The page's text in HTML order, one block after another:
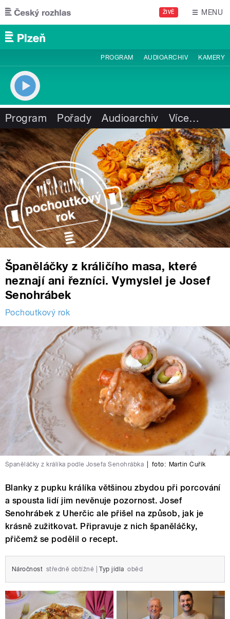
Přejít k hlavnímu obsahu
ŽIVĚ MENU
PROGRAM AUDIOARCHIV KAMERY
Program Pořady Audioarchiv Více…
Španěláčky z králičího masa, které
neznají ani řezníci. Vymyslel je Josef
Senohrábek
Pochoutkový rok
Španěláčky z králíka podle Josefa Senohrábka foto: Martin Čuřík
Blanky z pupku králíka většinou zbydou při porcování
a spousta lidí jim nevěnuje pozornost. Josef
Senohrábek z Uherčic ale přišel na způsob, jak je
krásně zužitkovat. Připravuje z nich španěláčky,
přičemž se podělil o recept.
Náročnost středně obtížné Typ jídla oběd